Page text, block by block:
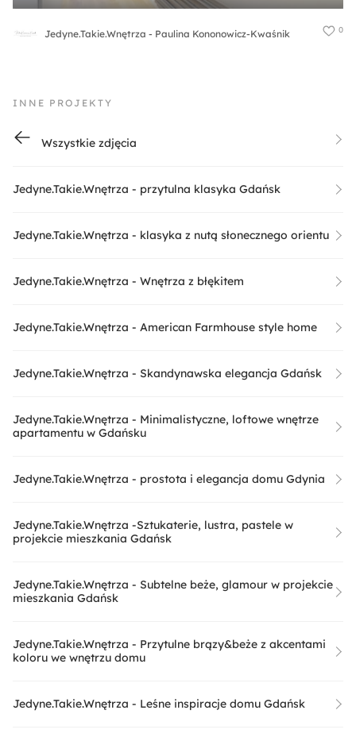
Jedyne.Takie.Wnętrza - Paulina Kononowicz-Kwaśnik 0
INNE PROJEKTY
Wszystkie zdjęcia
Jedyne.Takie.Wnętrza - przytulna klasyka Gdańsk
Jedyne.Takie.Wnętrza - klasyka z nutą słonecznego orientu
Jedyne.Takie.Wnętrza - Wnętrza z błękitem
Jedyne.Takie.Wnętrza - American Farmhouse style home
Jedyne.Takie.Wnętrza - Skandynawska elegancja Gdańsk
Jedyne.Takie.Wnętrza - Minimalistyczne, loftowe wnętrze
apartamentu w Gdańsku
Jedyne.Takie.Wnętrza - prostota i elegancja domu Gdynia
Jedyne.Takie.Wnętrza -Sztukaterie, lustra, pastele w
projekcie mieszkania Gdańsk
Jedyne.Takie.Wnętrza - Subtelne beże, glamour w projekcie
mieszkania Gdańsk
Jedyne.Takie.Wnętrza - Przytulne brązy&beże z akcentami
koloru we wnętrzu domu
Jedyne.Takie.Wnętrza - Leśne inspiracje domu Gdańsk